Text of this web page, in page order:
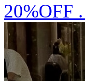
20%OFF .